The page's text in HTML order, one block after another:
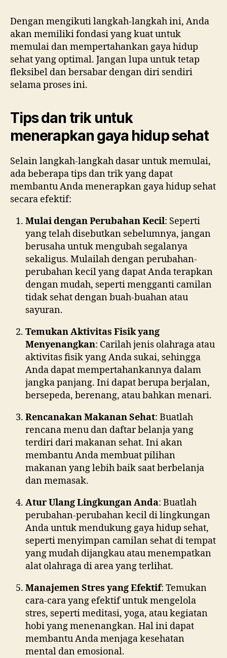
Dengan mengikuti langkah-langkah ini, Anda
akan memiliki fondasi yang kuat untuk
memulai dan mempertahankan gaya hidup
sehat yang optimal. Jangan lupa untuk tetap
fleksibel dan bersabar dengan diri sendiri
selama proses ini.
Tips dan trik untuk
menerapkan gaya hidup sehat
Selain langkah-langkah dasar untuk memulai,
ada beberapa tips dan trik yang dapat
membantu Anda menerapkan gaya hidup sehat
secara efektif:
Mulai dengan Perubahan Kecil: Seperti
yang telah disebutkan sebelumnya, jangan
berusaha untuk mengubah segalanya
sekaligus. Mulailah dengan perubahan-
perubahan kecil yang dapat Anda terapkan
dengan mudah, seperti mengganti camilan
tidak sehat dengan buah-buahan atau
sayuran.
Temukan Aktivitas Fisik yang
Menyenangkan: Carilah jenis olahraga atau
aktivitas fisik yang Anda sukai, sehingga
Anda dapat mempertahankannya dalam
jangka panjang. Ini dapat berupa berjalan,
bersepeda, berenang, atau bahkan menari.
Rencanakan Makanan Sehat: Buatlah
rencana menu dan daftar belanja yang
terdiri dari makanan sehat. Ini akan
membantu Anda membuat pilihan
makanan yang lebih baik saat berbelanja
dan memasak.
Atur Ulang Lingkungan Anda: Buatlah
perubahan-perubahan kecil di lingkungan
Anda untuk mendukung gaya hidup sehat,
seperti menyimpan camilan sehat di tempat
yang mudah dijangkau atau menempatkan
alat olahraga di area yang terlihat.
Manajemen Stres yang Efektif: Temukan
cara-cara yang efektif untuk mengelola
stres, seperti meditasi, yoga, atau kegiatan
hobi yang menenangkan. Hal ini dapat
membantu Anda menjaga kesehatan
mental dan emosional.